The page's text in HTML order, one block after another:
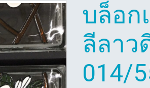
บล็อก
ลีลาว
014/